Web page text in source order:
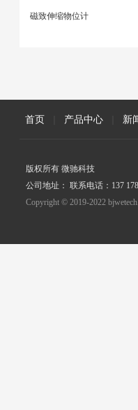
磁致伸缩物位计
首页 产品中心 新
版权所有 微驰科技
公司地址： 联系电话：137
Copyright © 2019-2022